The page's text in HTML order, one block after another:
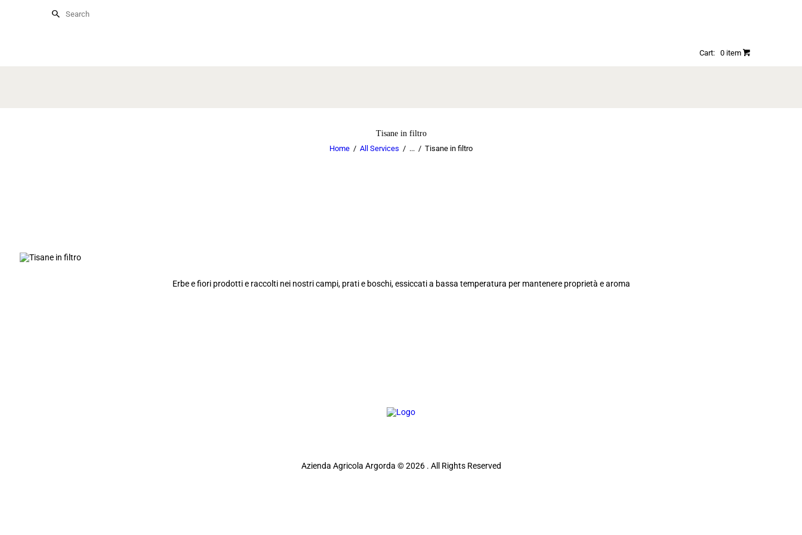
Cart: 0 item
Tisane in filtro
Home
All Services ... Tisane in filtro
Erbe e fiori prodotti e raccolti nei nostri campi, prati e boschi, essiccati a bassa temperatura per mantenere proprietà e aroma
Azienda Agricola Argorda © 2026 . All Rights Reserved